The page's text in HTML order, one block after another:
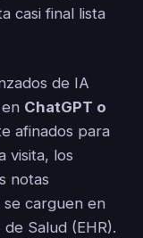
casi final lista
de IA
ChatGPT o
afinados para
visita, los
notas
carguen en
Salud (EHR).